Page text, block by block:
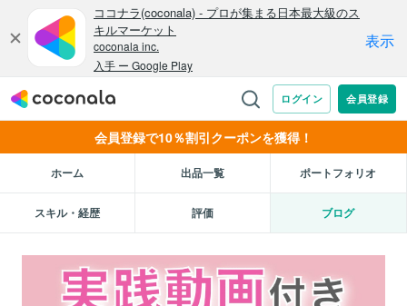
会員登録で10％割引クーポンを獲得！
ホーム 出品一覧 ポートフォリオ
スキル・経歴 評価 ブログ